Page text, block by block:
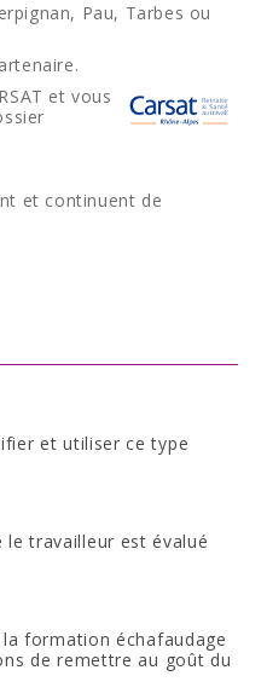
Pau, Tarbes ou
et vous
et continuent de
et utiliser ce type
travailleur est évalué
formation échafaudage
de remettre au goût du